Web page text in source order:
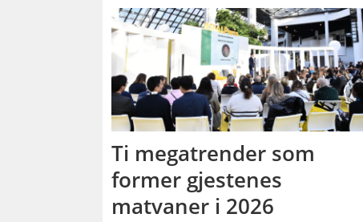
Ti megatrender som
former gjestenes
matvaner i 2026